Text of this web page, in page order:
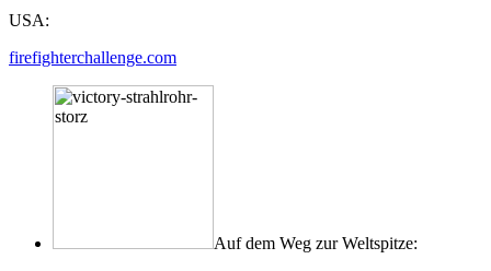
USA:
firefighterchallenge.com
Auf dem Weg zur Weltspitze: